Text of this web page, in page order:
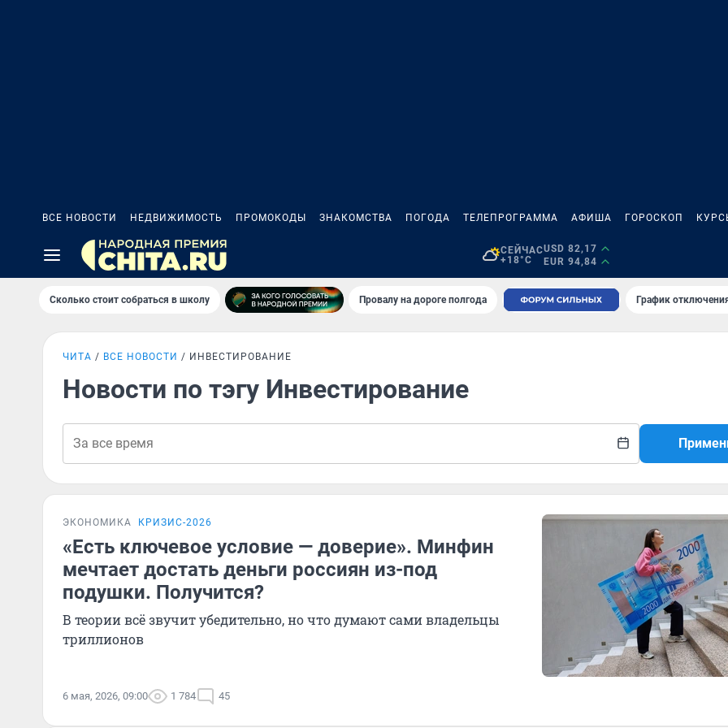
ВСЕ НОВОСТИ НЕДВИЖИМОСТЬ ПРОМОКОДЫ ЗНАКОМСТВА ПОГОДА ТЕЛЕПРОГРАММА АФИША ГОРОСКОП
СЕЙЧАС
+18°C
USD 82,17
EUR 94,84
Сколько стоит собраться в школу Провалу на дороге полгода График
ЧИТА ВСЕ НОВОСТИ ИНВЕСТИРОВАНИЕ
Новости по тэгу Инвестирование
ЭКОНОМИКА КРИЗИС-2026
«Есть ключевое условие — доверие». Минфин
мечтает достать деньги россиян из-под
подушки. Получится?
В теории всё звучит убедительно, но что думают сами владельцы
триллионов
6 мая, 2026, 09:00 1 784 45